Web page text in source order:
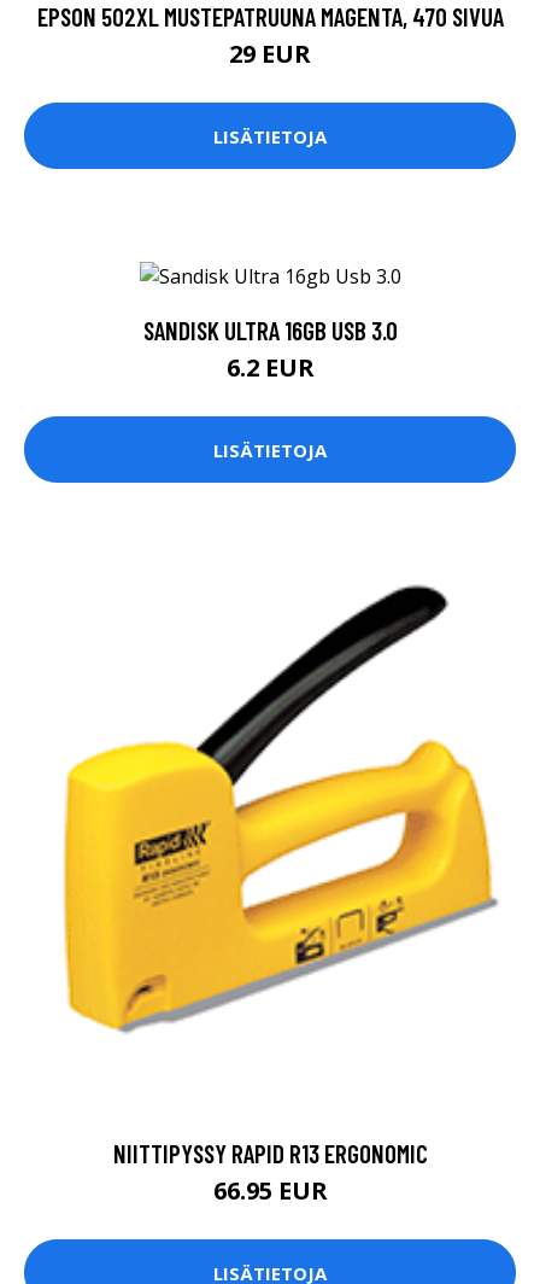
EPSON 502XL MUSTEPATRUUNA MAGENTA, 470 SIVUA
29 EUR
LISÄTIETOJA
SANDISK ULTRA 16GB USB 3.0
6.2 EUR
LISÄTIETOJA
NIITTIPYSSY RAPID R13 ERGONOMIC
66.95 EUR
LISÄTIETOJA